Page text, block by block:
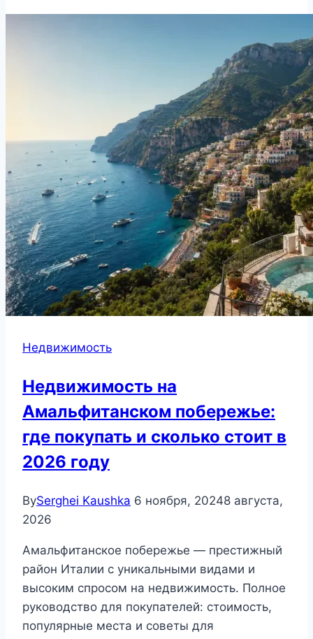
Недвижимость
Недвижимость на
Амальфитанском побережье:
где покупать и сколько стоит в
2026 году
BySerghei Kaushka 6 ноября, 20248 августа,
2026
Амальфитанское побережье — престижный
район Италии с уникальными видами и
высоким спросом на недвижимость. Полное
руководство для покупателей: стоимость,
популярные места и советы для